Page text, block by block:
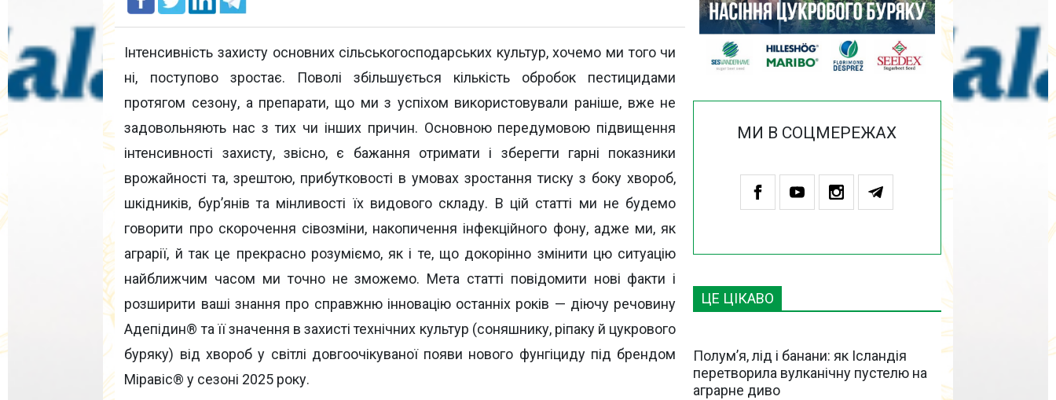
МИ В СОЦМЕРЕЖАХ
ЦЕ ЦІКАВО
Полум’я, лід і банани: як Ісландія
перетворила вулканічну пустелю на
аграрне диво
Інтенсивність захисту основних сільськогосподарських культур, хочемо ми того чи
ні, поступово зростає. Поволі збільшується кількість обробок пестицидами
протягом сезону, а препарати, що ми з успіхом використовували раніше, вже не
задовольняють нас з тих чи інших причин. Основною передумовою підвищення
інтенсивності захисту, звісно, є бажання отримати і зберегти гарні показники
врожайності та, зрештою, прибутковості в умовах зростання тиску з боку хвороб,
шкідників, бур’янів та мінливості їх видового складу. В цій статті ми не будемо
говорити про скорочення сівозміни, накопичення інфекційного фону, адже ми, як
аграрії, й так це прекрасно розуміємо, як і те, що докорінно змінити цю ситуацію
найближчим часом ми точно не зможемо. Мета статті повідомити нові факти і
розширити ваші знання про справжню інновацію останніх років — діючу речовину
Адепідин® та її значення в захисті технічних культур (соняшнику, ріпаку й цукрового
буряку) від хвороб у світлі довгоочікуваної появи нового фунгіциду під брендом
Міравіс® у сезоні 2025 року.